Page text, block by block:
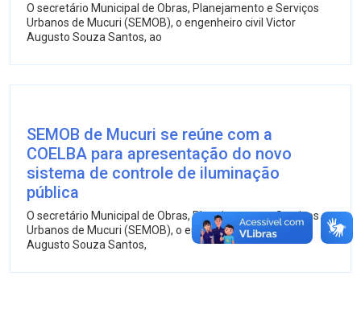
O secretário Municipal de Obras, Planejamento e Serviços
Urbanos de Mucuri (SEMOB), o engenheiro civil Victor
Augusto Souza Santos, ao
SEMOB de Mucuri se reúne com a
COELBA para apresentação do novo
sistema de controle de iluminação
pública
O secretário Municipal de Obras, Planejamento e Serviços
Urbanos de Mucuri (SEMOB), o engenheiro civil Victor
Augusto Souza Santos,